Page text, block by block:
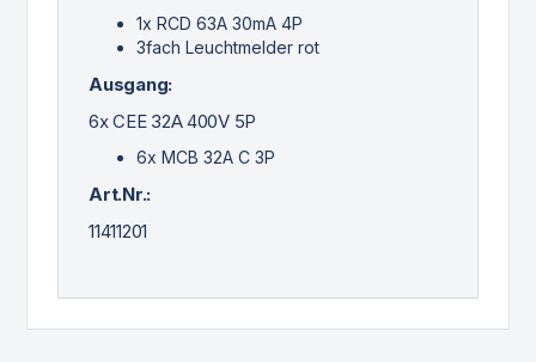
1x RCD 63A 30mA 4P
3fach Leuchtmelder rot
Ausgang:
6x CEE 32A 400V 5P
6x MCB 32A C 3P
Art.Nr.:
11411201